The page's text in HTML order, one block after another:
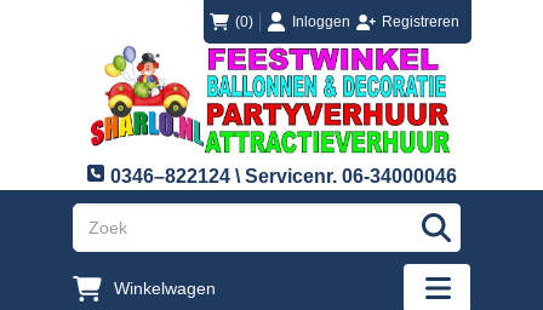
(0) loginInloggen
registreren Registreren
0346–822124 \ Servicenr. 06-34000046
"Zoeken
Winkelwagen
"Toggle